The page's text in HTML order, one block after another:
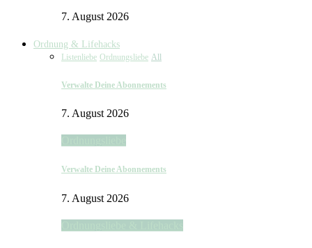
7. August 2026
Ordnung & Lifehacks
Listenliebe Ordnungsliebe All
Verwalte Deine Abonnements
7. August 2026
Verwalte Deine Abonnements
7. August 2026